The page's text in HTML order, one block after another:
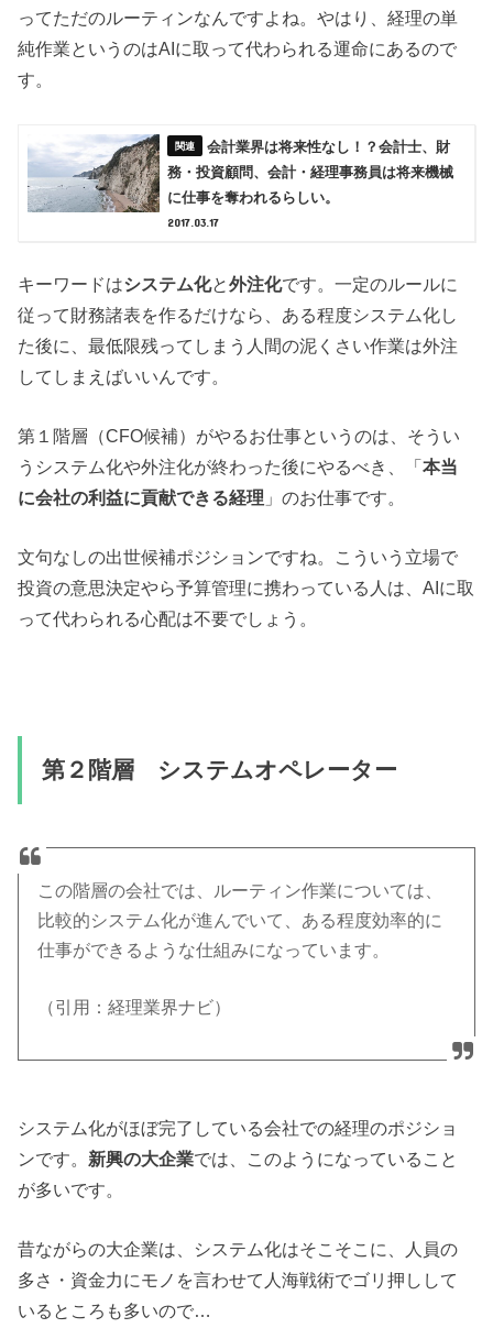
ってただのルーティンなんですよね。やはり、経理の単
純作業というのはAIに取って代わられる運命にあるので
す。
会計業界は将来性なし！？会計士、財
務・投資顧問、会計・経理事務員は将来機械
に仕事を奪われるらしい。
2017.03.17
キーワードはシステム化と外注化です。一定のルールに
従って財務諸表を作るだけなら、ある程度システム化し
た後に、最低限残ってしまう人間の泥くさい作業は外注
してしまえばいいんです。
第１階層（CFO候補）がやるお仕事というのは、そうい
うシステム化や外注化が終わった後にやるべき、「本当
に会社の利益に貢献できる経理 」のお仕事です。
文句なしの出世候補ポジションですね。こういう立場で
投資の意思決定やら予算管理に携わっている人は、AIに取
って代わられる心配は不要でしょう。
第２階層 システムオペレーター
この階層の会社では、ルーティン作業については、
比較的システム化が進んでいて、ある程度効率的に
仕事ができるような仕組みになっています。
（引用：経理業界ナビ）
システム化がほぼ完了している会社での経理のポジショ
ンです。 新興の大企業では、このようになっていること
が多いです。
昔ながらの大企業は、システム化はそこそこに、人員の
多さ・資金力にモノを言わせて人海戦術でゴリ押しして
いるところも多いので…